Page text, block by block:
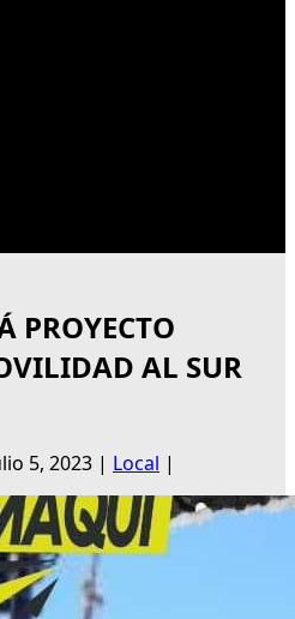
PROYECTO
AL SUR
5, 2023 | Local |